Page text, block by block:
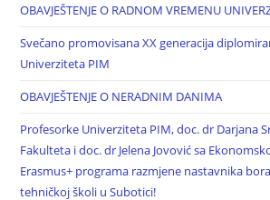
OBAVJEŠTENJE O RADNOM VREMENU
Svečano promovisana XX generacija
Univerziteta PIM
OBAVJEŠTENJE O NERADNIM DANIMA
Profesorke Univerziteta PIM, doc. dr Darjana
Fakulteta i doc. dr Jelena Jovović sa
Erasmus+ programa razmjene nastavnika
tehničkoj školi u Subotici!